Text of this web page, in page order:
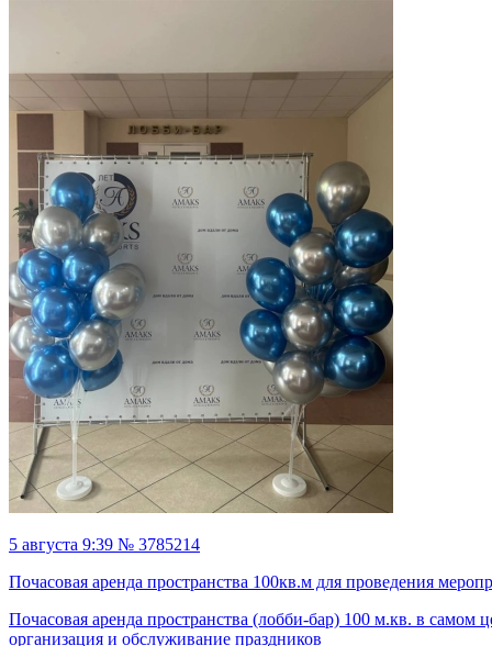
5 августа 9:39 № 3785214
Почасовая аренда пространства 100кв.м для проведения
Почасовая аренда пространства (лобби-бар) 100 м.кв. в самом
организация и обслуживание праздников